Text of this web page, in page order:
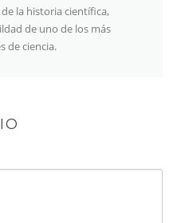
la historia científica,
de uno de los más
de ciencia.